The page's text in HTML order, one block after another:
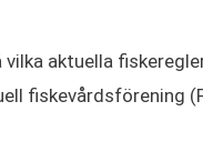
aktuella
fiskevårdsförening